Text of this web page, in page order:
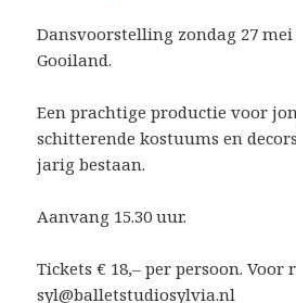
Dansvoorstelling zondag 27
Gooiland.
Een prachtige productie voor
schitterende kostuums en
jarig bestaan.
Aanvang 15.30 uur.
Tickets € 18,– per persoon.
syl@balletstudiosylvia.nl